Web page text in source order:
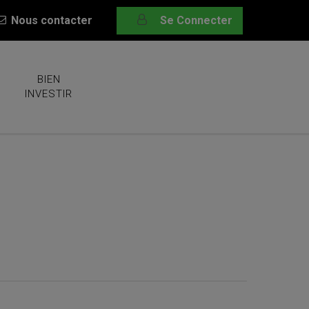
Nous contacter Se Connecter
BIEN
INVESTIR